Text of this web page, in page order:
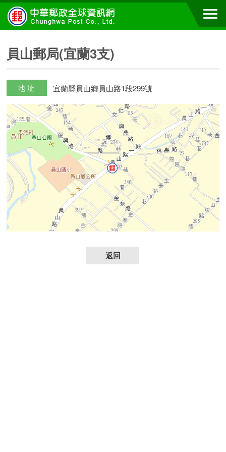
員山郵局(宜蘭3支)
地址 宜蘭縣員山鄉員山路1段299號